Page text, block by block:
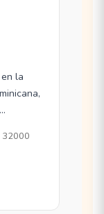
la
32000